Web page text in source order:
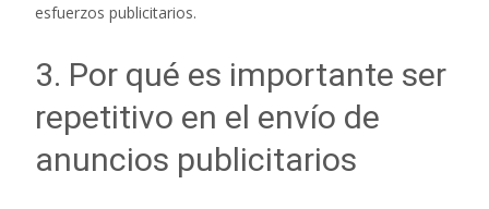
esfuerzos publicitarios.
3. Por qué es importante ser
repetitivo en el envío de
anuncios publicitarios